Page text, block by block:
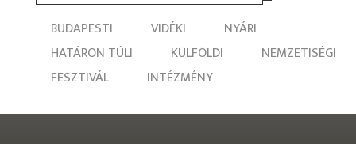
BUDAPESTI VIDÉKI
NYÁRI
HATÁRON TÚLI
KÜLFÖLDI
NEMZETISÉGI
FESZTIVÁL
INTÉZMÉNY